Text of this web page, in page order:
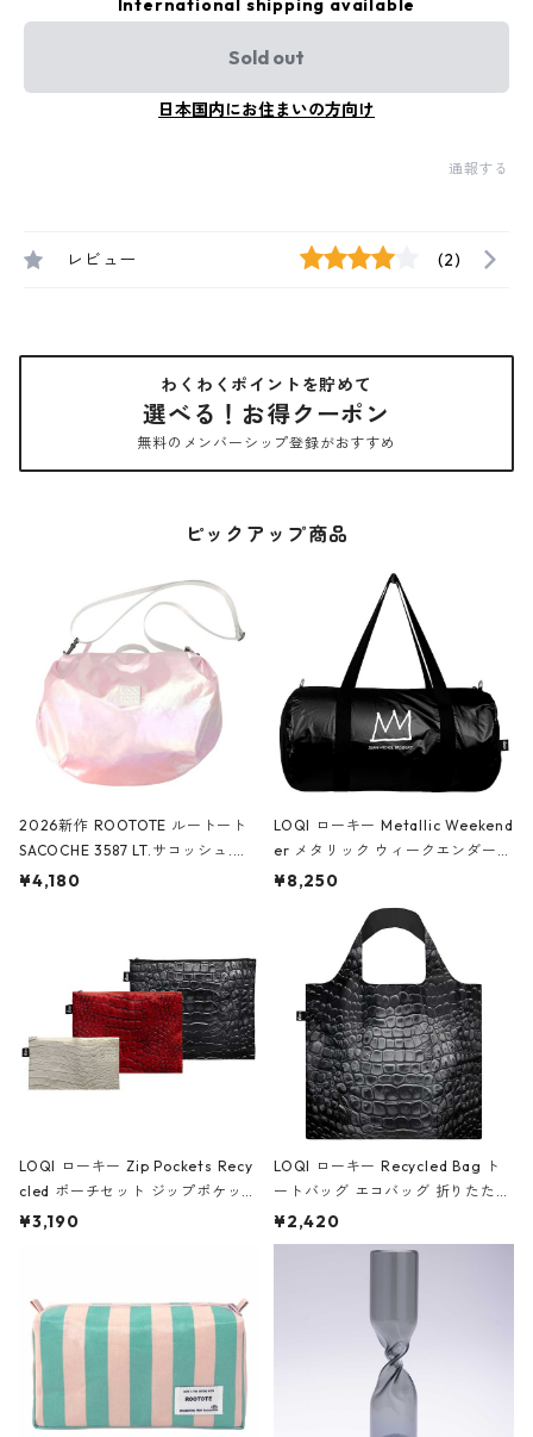
International shipping available
Sold out
日本国内にお住まいの方向け
通報する
レビュー (2)
わくわくポイントを貯めて
選べる！お得クーポン
無料のメンバーシップ登録がおすすめ
ピックアップ商品
2026新作 ROOTOTE ルートート
SACOCHE 3587 LT.サコッシュ.ル
ミエ-B ショルダーバッグ グロスピ
¥4,180
LOQI ローキー Metallic Weekend
er メタリック ウィークエンダー
ボストンバッグ ショルダーバッグ
Black ジャン=ミッシェル・バスキ
ア/クラウン ブラック
¥8,250
LOQI ローキー Zip Pockets Recy
cled ポーチセット ジップポケット
ファスナーポーチ 撥水加工 トラベ
ーガンディー、オフホワイト
¥3,190
LOQI ローキー Recycled Bag ト
ートバッグ エコバッグ 折りたたみ
大きめ 撥水加工 収納ポーチ CRO
CODILE/Black クロコダイル/ブラ
¥2,420